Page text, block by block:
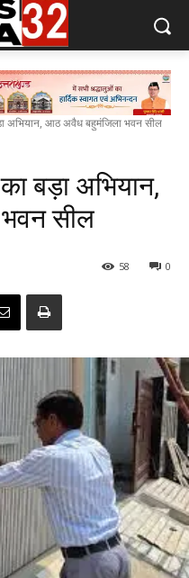
अभियान, आठ अवैध बहुमंजिला भवन सील
बड़ा अभियान,
सील
0
58